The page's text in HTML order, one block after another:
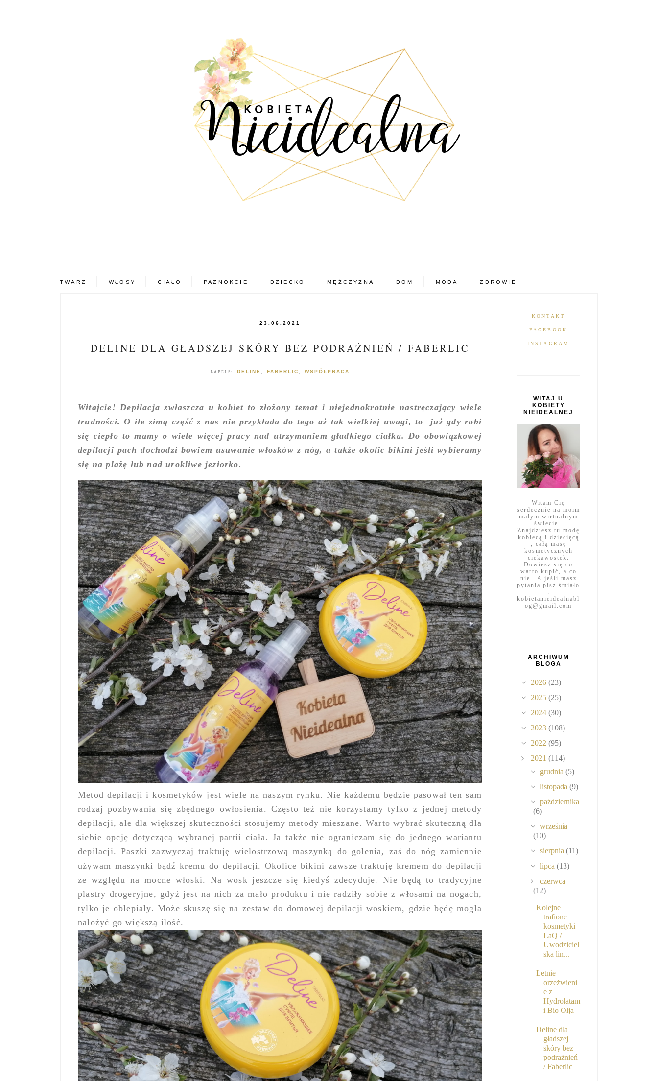
TWARZ WŁOSY CIAŁO PAZNOKCIE DZIECKO MĘŻCZYZNA DOM MODA ZDROWIE
23.06.2021
DELINE DLA GŁADSZEJ SKÓRY BEZ PODRAŻNIEŃ / FABERLIC
LABELS: DELINE , FABERLIC , WSPÓŁPRACA
Witajcie! Depilacja zwłaszcza u kobiet to złożony temat i niejednokrotnie nastręczający wiele
trudności. O ile zimą część z nas nie przykłada do tego aż tak wielkiej uwagi, to już gdy robi
się ciepło to mamy o wiele więcej pracy nad utrzymaniem gładkiego ciałka. Do obowiązkowej
depilacji pach dochodzi bowiem usuwanie włosków z nóg, a także okolic bikini jeśli wybieramy
się na plażę lub nad urokliwe jeziorko.
Metod depilacji i kosmetyków jest wiele na naszym rynku. Nie każdemu będzie pasował ten sam
rodzaj pozbywania się zbędnego owłosienia. Często też nie korzystamy tylko z jednej metody
depilacji, ale dla większej skuteczności stosujemy metody mieszane. Warto wybrać skuteczną dla
siebie opcję dotyczącą wybranej partii ciała. Ja także nie ograniczam się do jednego wariantu
depilacji. Paszki zazwyczaj traktuję wielostrzową maszynką do golenia, zaś do nóg zamiennie
używam maszynki bądź kremu do depilacji. Okolice bikini zawsze traktuję kremem do depilacji
ze względu na mocne włoski. Na wosk jeszcze się kiedyś zdecyduje. Nie będą to tradycyjne
plastry drogeryjne, gdyż jest na nich za mało produktu i nie radziły sobie z włosami na nogach,
tylko je oblepiały. Może skuszę się na zestaw do domowej depilacji woskiem, gdzie będę mogła
nałożyć go większą ilość.
KONTAKT
FACEBOOK
INSTAGRAM
WITAJ U
KOBIETY
NIEIDEALNEJ
Witam Cię
serdecznie na moim
malym wirtualnym
świecie .
Znajdziesz tu modę
kobiecą i dziecięcą
, całą masę
kosmetycznych
ciekawostek.
Dowiesz się co
warto kupić, a co
nie . A jeśli masz
pytania pisz śmiało
:
kobietanieidealnabl
og@gmail.com
ARCHIWUM
BLOGA
2026 (23)
2025 (25)
2024 (30)
2023 (108)
2022 (95)
2021 (114)
grudnia(5)
listopada(9)
października
(6)
września
(10)
sierpnia(11)
lipca(13)
czerwca
(12)
Kolejne
trafione
kosmetyki
LaQ /
Uwodziciel
ska lin...
Letnie
orzeżwieni
e z
Hydrolatam
i Bio Olja
Deline dla
gładszej
skóry bez
podrażnień
/ Faberlic